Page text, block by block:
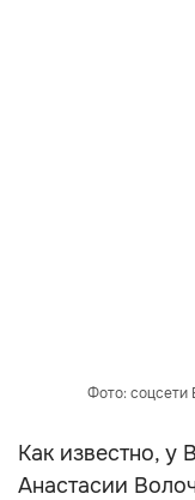
Фото: соцсети
Как известно, у
Анастасии